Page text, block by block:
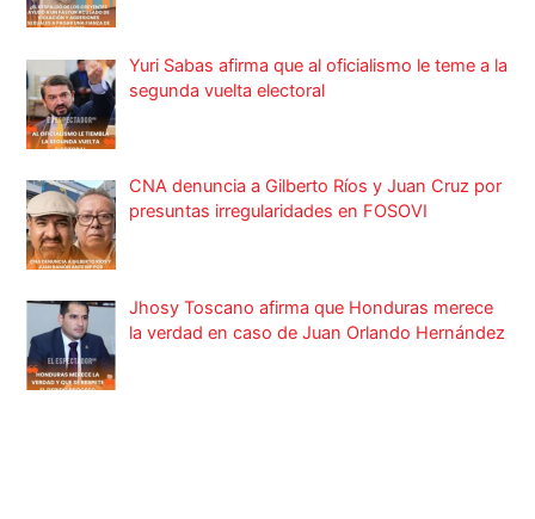
Yuri Sabas afirma que al oficialismo le teme a la
segunda vuelta electoral
CNA denuncia a Gilberto Ríos y Juan Cruz por
presuntas irregularidades en FOSOVI
Jhosy Toscano afirma que Honduras merece
la verdad en caso de Juan Orlando Hernández